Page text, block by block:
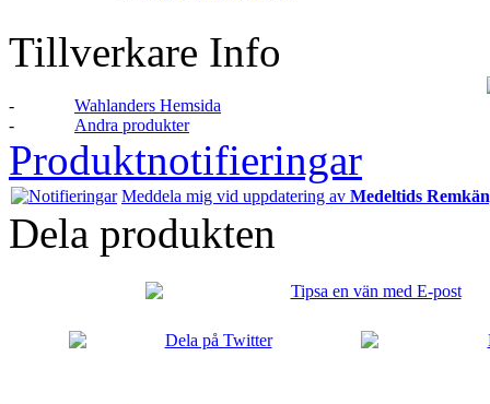
Tillverkare Info
-
Wahlanders Hemsida
-
Andra produkter
Produktnotifieringar
Meddela mig vid uppdatering av Medeltids
Dela produkten